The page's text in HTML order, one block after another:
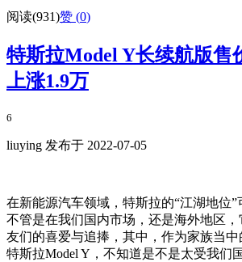
阅读(931)赞 (0)
特斯拉Model Y长续航版售
上涨1.9万
6
liuying 发布于 2022-07-05
在新能源汽车领域，特斯拉的“江湖地位”
不管是在我们国内市场，还是海外地区
友们的喜爱与追捧，其中，作为家族当
特斯拉Model Y，不知道是不是太受我们